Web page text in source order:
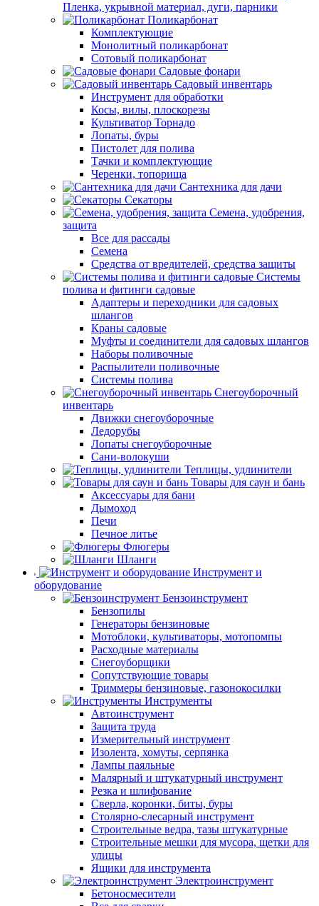
Пленка, укрывной материал, дуги, парники
Поликарбонат
Комплектующие
Монолитный поликарбонат
Сотовый поликарбонат
Садовые фонари
Садовый инвентарь
Инструмент для обработки
Косы, вилы, плоскорезы
Культиватор Торнадо
Лопаты, буры
Пистолет для полива
Тачки и комплектующие
Черенки, топорища
Сантехника для дачи
Секаторы
Семена, удобрения,
защита
Все для рассады
Семена
Средства от вредителей, средства защиты
Системы
полива и фитинги садовые
Адаптеры и переходники для садовых
шлангов
Краны садовые
Муфты и соединители для садовых шлангов
Наборы поливочные
Распылители поливочные
Системы полива
Снегоуборочный
инвентарь
Движки снегоуборочные
Ледорубы
Лопаты снегоуборочные
Сани-волокуши
Теплицы, удлинители
Товары для саун и бань
Аксессуары для бани
Дымоход
Печи
Печное литье
Флюгеры
Шланги
Инструмент и
оборудование
Бензоинструмент
Бензопилы
Генераторы бензиновые
Мотоблоки, культиваторы, мотопомпы
Расходные материалы
Снегоуборщики
Сопутствующие товары
Триммеры бензиновые, газонокосилки
Инструменты
Автоинструмент
Защита труда
Измерительный инструмент
Изолента, хомуты, серпянка
Лампы паяльные
Малярный и штукатурный инструмент
Резка и шлифование
Сверла, коронки, биты, буры
Столярно-слесарный инструмент
Строительные ведра, тазы штукатурные
Строительные мешки для мусора, щетки для
улицы
Ящики для инструмента
Электроинструмент
Бетоносмесители